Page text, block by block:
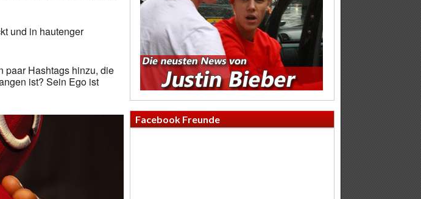
und in hautenger
paar Hashtags hinzu, die
ist? Sein Ego ist
Facebook Freunde